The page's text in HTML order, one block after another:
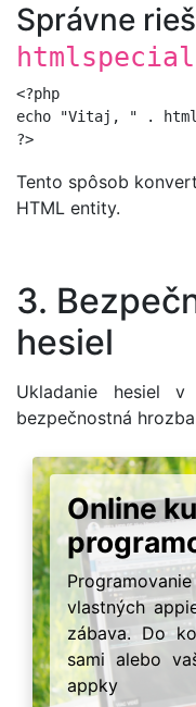
Správne
<?php
echo "Vitaj, " .
Tento spôsob
HTML entity.
3.
hesiel
Ukladanie hesiel
bezpečnostná
Online
vlastných
zábava. Do
sami alebo
appky